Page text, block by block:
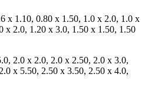
1.10, 0.80 x 1.50, 1.0 x 2.0, 1.0 x
x 2.0, 1.20 x 3.0, 1.50 х 1.50, 1.50
2.0 х 2.0, 2.0 x 2.50, 2.0 х 3.0,
х 5.50, 2.50 x 3.50, 2.50 x 4.0,